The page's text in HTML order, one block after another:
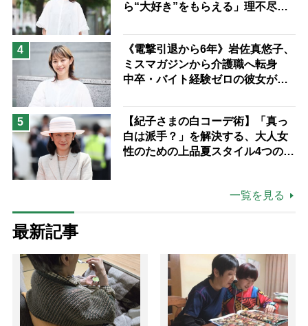
ら“大好き”をもらえる」理不尽さ
場は「愛おしい」
4
《電撃引退から6年》岩佐真悠子、
ミスマガジンから介護職へ転身
中卒・バイト経験ゼロの彼女が見
ながら自分らしくいられる」
5
【紀子さまの白コーデ術】「真っ
白は派手？」を解決する、大人女
性のための上品夏スタイル4つのコ
一覧を見る
最新記事